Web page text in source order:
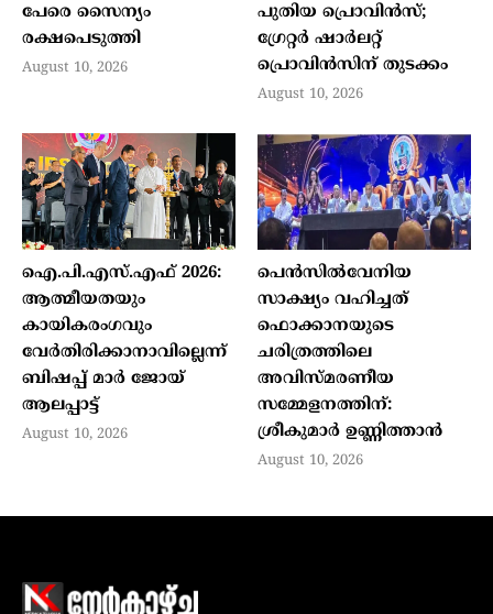
പേരെ സൈന്യം
രക്ഷപെടുത്തി
August 10, 2026
പുതിയ പ്രൊവിന്‍സ്;
ഗ്രേറ്റര്‍ ഷാര്‍ലറ്റ്
പ്രൊവിന്‍സിന് തുടക്കം
August 10, 2026
ഐ.പി.എസ്.എഫ് 2026:
ആത്മീയതയും
കായികരംഗവും
വേര്‍തിരിക്കാനാവില്ലെന്ന്
ബിഷപ്പ് മാര്‍ ജോയ്
ആലപ്പാട്ട്
August 10, 2026
പെൻസിൽവേനിയ
സാക്ഷ്യം വഹിച്ചത്
ഫൊക്കാനയുടെ
ചരിത്രത്തിലെ
അവിസ്മരണീയ
സമ്മേളനത്തിന്:
ശ്രീകുമാർ ഉണ്ണിത്താൻ
August 10, 2026